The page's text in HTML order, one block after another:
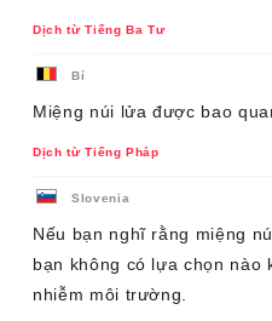
Dịch từ Tiếng Ba Tư
Bỉ
Miệng núi lửa được bao
Dịch từ Tiếng Pháp
Slovenia
Nếu bạn nghĩ rằng miệng
bạn không có lựa chọn nào
nhiễm môi trường.